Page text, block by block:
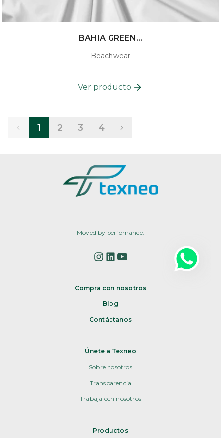
BAHIA GREEN...
Beachwear
Ver producto
1 2 3 4
Moved by perfomance.
Compra con nosotros
Blog
Contáctanos
Únete a Texneo
Sobre nosotros
Transparencia
Trabaja con nosotros
Productos